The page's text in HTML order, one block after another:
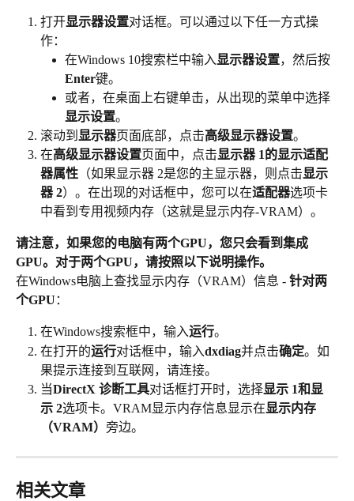
打开显示器设置对话框。可以通过以下任一方式操
作：
在Windows 10搜索栏中输入 显示器设置，然后按
Enter键。
或者，在桌面上右键单击，从出现的菜单中选择
显示设置。
滚动到 显示器页面底部，点击高级显示器设置。
在高级显示器设置页面中，点击显示器 1的显示适配
器属性 （如果显示器 2是您的主显示器，则点击显示
器 2）。在出现的对话框中，您可以在适配器选项卡
中看到专用视频内存（这就是显示内存-VRAM）。
请注意，如果您的电脑有两个GPU，您只会看到集成
GPU。对于两个GPU，请按照以下说明操作。
在Windows电脑上查找显示内存（VRAM）信息 - 针对两
个GPU ：
在Windows搜索框中，输入运行。
在打开的运行对话框中，输入dxdiag并点击确定。如
果提示连接到互联网，请连接。
当DirectX 诊断工具对话框打开时，选择显示 1和显
示 2选项卡。VRAM显示内存信息显示在显示内存
（VRAM） 旁边。
相关文章